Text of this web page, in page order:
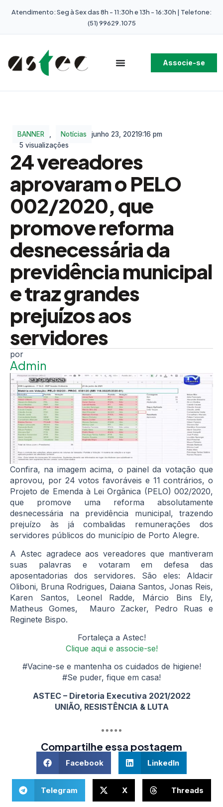
Atendimento: Seg à Sex das 8h - 11:30h e 13h - 16:30h | Telefone:
(51) 99629.1075
Associe-se
BANNER Notícias junho 23, 20219:16 pm
5 visualizações
24 vereadores
aprovaram o PELO
002/2020, que
promove reforma
desnecessária da
previdência municipal
e traz grandes
prejuízos aos
servidores
Admin
Confira, na imagem acima, o painel da votação que
aprovou, por 24 votos favoráveis e 11 contrários, o
Projeto de Emenda à Lei Orgânica (PELO) 002/2020,
que promove uma reforma absolutamente
desnecessária na previdência municipal, trazendo
prejuízo às já combalidas remunerações dos
servidores públicos do município de Porto Alegre.
A Astec agradece aos vereadores que mantiveram
suas palavras e votaram em defesa das
aposentadorias dos servidores. São eles: Aldacir
Oliboni, Bruna Rodrigues, Daiana Santos, Jonas Reis,
Karen Santos, Leonel Radde, Márcio Bins Ely,
Matheus Gomes, Mauro Zacker, Pedro Ruas e
Reginete Bispo.
Fortaleça a Astec!
Clique aqui e associe-se!
#Vacine-se e mantenha os cuidados de higiene!
#Se puder, fique em casa!
ASTEC – Diretoria Executiva 2021/2022
UNIÃO, RESISTÊNCIA & LUTA
Compartilhe essa postagem
Facebook LinkedIn
Telegram X Threads